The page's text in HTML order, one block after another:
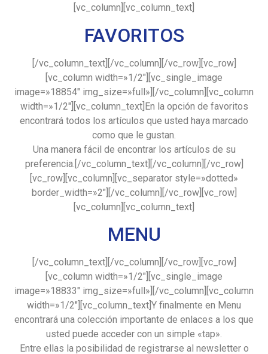
[vc_column][vc_column_text]
FAVORITOS
[/vc_column_text][/vc_column][/vc_row][vc_row]
[vc_column width=»1/2″][vc_single_image
image=»18854″ img_size=»full»][/vc_column][vc_column
width=»1/2″][vc_column_text]En la opción de favoritos
encontrará todos los artículos que usted haya marcado
como que le gustan.
Una manera fácil de encontrar los artículos de su
preferencia.[/vc_column_text][/vc_column][/vc_row]
[vc_row][vc_column][vc_separator style=»dotted»
border_width=»2″][/vc_column][/vc_row][vc_row]
[vc_column][vc_column_text]
MENU
[/vc_column_text][/vc_column][/vc_row][vc_row]
[vc_column width=»1/2″][vc_single_image
image=»18833″ img_size=»full»][/vc_column][vc_column
width=»1/2″][vc_column_text]Y finalmente en Menu
encontrará una colección importante de enlaces a los que
usted puede acceder con un simple «tap».
Entre ellas la posibilidad de registrarse al newsletter o